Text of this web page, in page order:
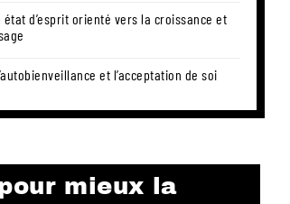
état d’esprit orienté vers la croissance et
et l’acceptation de soi
mieux la